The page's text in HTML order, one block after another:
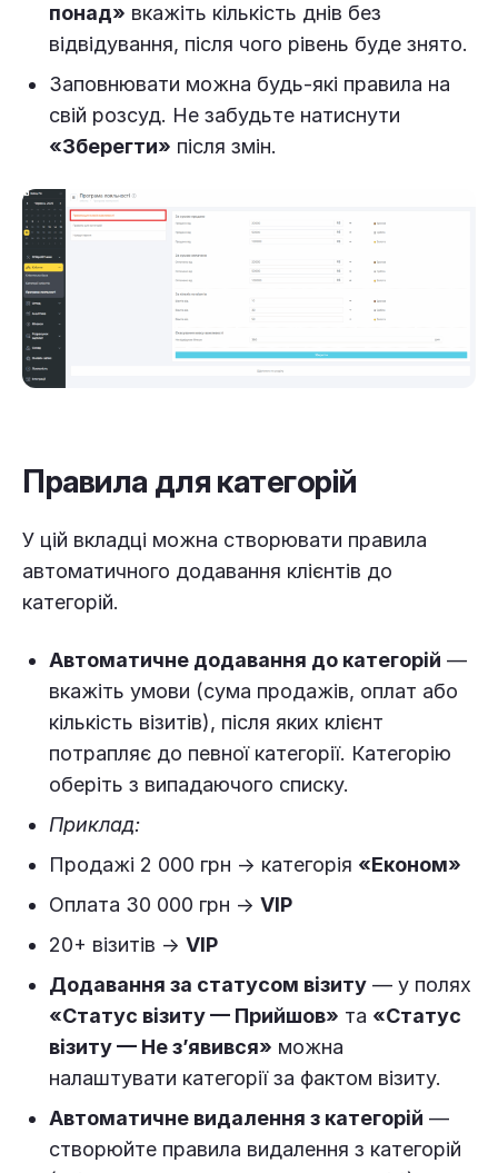
понад» вкажіть кількість днів без
відвідування, після чого рівень буде знято.
Заповнювати можна будь-які правила на
свій розсуд. Не забудьте натиснути
«Зберегти» після змін.
Правила для категорій
У цій вкладці можна створювати правила
автоматичного додавання клієнтів до
категорій.
Автоматичне додавання до категорій —
вкажіть умови (сума продажів, оплат або
кількість візитів), після яких клієнт
потрапляє до певної категорії. Категорію
оберіть з випадаючого списку.
Приклад:
Продажі 2 000 грн → категорія «Економ»
Оплата 30 000 грн → VIP
20+ візитів → VIP
Додавання за статусом візиту — у полях
«Статус візиту — Прийшов» та «Статус
візиту — Не з’явився» можна
налаштувати категорії за фактом візиту.
Автоматичне видалення з категорій —
створюйте правила видалення з категорій